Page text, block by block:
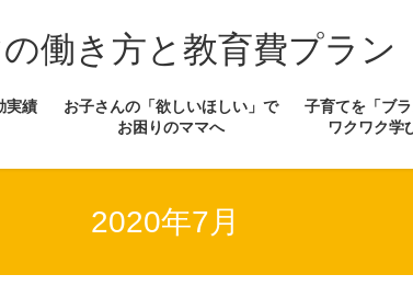
働き方と教育費プラン
実績
お子さんの「欲しいほしい」で
お困りのママへ
子育てを「ブラ
ワクワク学
2020年7月